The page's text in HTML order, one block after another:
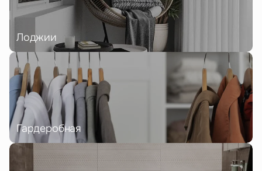
Лоджии
Гардеробная